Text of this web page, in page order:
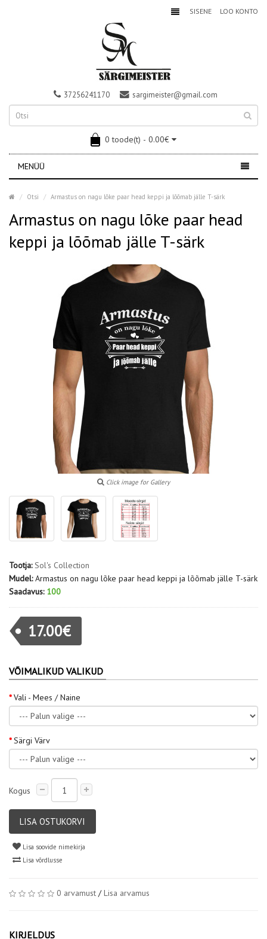
SISENE LOO KONTO
37256241170 sargimeister@gmail.com
0 toode(t) - 0.00€
MENÜÜ
Otsi Armastus on nagu lõke paar head keppi ja lõõmab jälle T-särk
Armastus on nagu lõke paar head
keppi ja lõõmab jälle T-särk
Click image for Gallery
Tootja: Sol's Collection
Mudel: Armastus on nagu lõke paar head keppi ja lõõmab jälle T-särk
Saadavus: 100
17.00€
VÕIMALIKUD VALIKUD
Vali - Mees / Naine
Särgi Värv
Kogus
LISA OSTUKORVI
Lisa soovide nimekirja
Lisa võrdlusse
0 arvamust /Lisa arvamus
KIRJELDUS